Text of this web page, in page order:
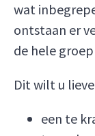
wat
ontstaan er
de hele
Dit wilt u
een te